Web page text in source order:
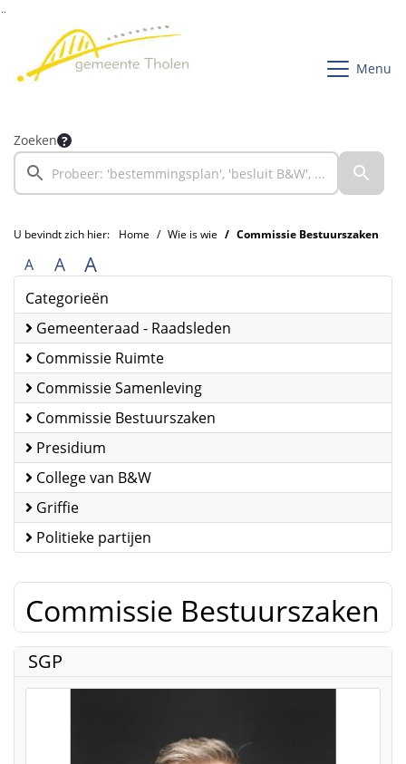
Menu
Zoeken
U bevindt zich hier: Home Wie is wie Commissie Bestuurszaken
A A A
Categorieën
Gemeenteraad - Raadsleden
Commissie Ruimte
Commissie Samenleving
Commissie Bestuurszaken
Presidium
College van B&W
Griffie
Politieke partijen
Commissie Bestuurszaken
SGP